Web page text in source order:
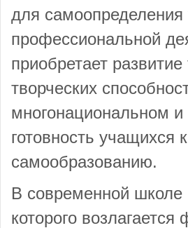
для
профессиональной
приобретает
творческих
многонациональном
готовность
самообразованию.
В современной школе
которого